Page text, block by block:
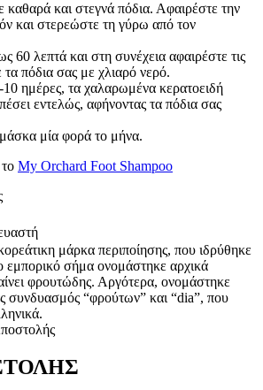
καθαρά και στεγνά πόδια. Αφαιρέστε την
και στερεώστε τη γύρω από τον
60 λεπτά και στη συνέχεια αφαιρέστε τις
τα πόδια σας με χλιαρό νερό.
ημέρες, τα χαλαρωμένα κερατοειδή
εντελώς, αφήνοντας τα πόδια σας
μία φορά το μήνα.
My Orchard Foot Shampoo
μάρκα περιποίησης, που ιδρύθηκε
εμπορικό σήμα ονομάστηκε αρχικά
φρουτώδης. Αργότερα, ονομάστηκε
συνδυασμός “φρούτων” και “dia”, που